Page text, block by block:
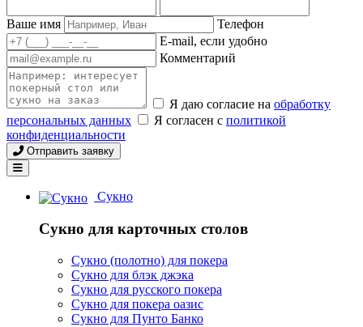
Ваше имя
Телефон
E-mail, если удобно
Комментарий
Я даю согласие на обработку
персональных данных
Я согласен с политикой
конфиденциальности
Отправить заявку
Сукно
Сукно для карточных столов
Сукно (полотно) для покера
Сукно для блэк джэка
Сукно для русского покера
Сукно для покера оазис
Сукно для Пунто Банко